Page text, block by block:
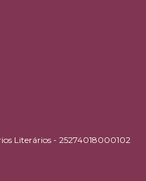
Literários - 25274018000102